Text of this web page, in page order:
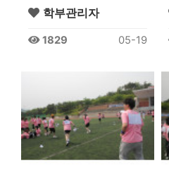
학부관리자
1829 05-19